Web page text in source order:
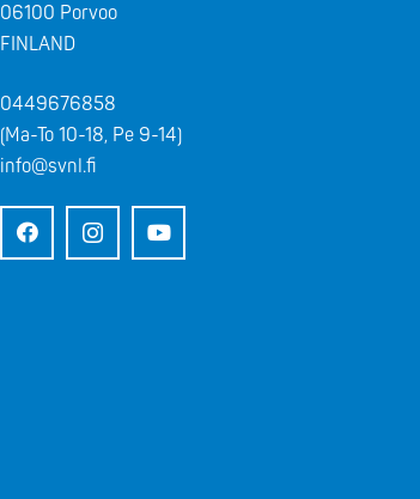
06100 Porvoo
FINLAND
0449676858
(Ma-To 10-18, Pe 9-14)
info@svnl.fi